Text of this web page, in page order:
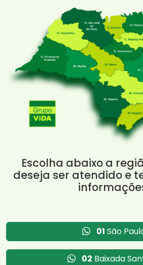
Escolha abaixo a
deseja ser atendido e
01 São
02 Baixada